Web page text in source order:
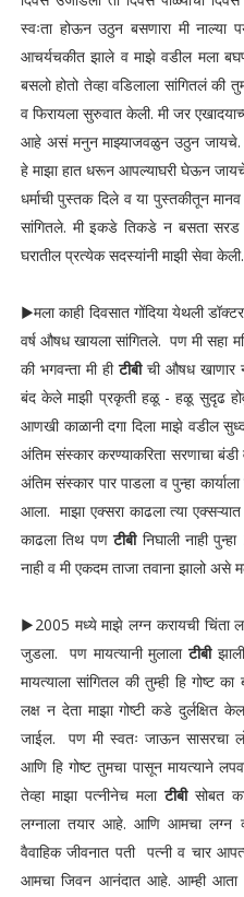
स्वःता होऊन उठुन बसणारा मी नाल्या
आचर्यचकीत झाले व माझे वडील मला
बसलो होतो तेव्हा वडिलाला सांगितलं की
व फिरायला सुरुवात केली. मी जर
आहे असं मनुन माझ्याजवळुन उठुन जायचे.
हे माझा हात धरून आपल्याघरी घेऊन
धर्माची पुस्तक दिले व या पुस्तकीतून
सांगितले. मी इकडे तिकडे न बसता सरड
घरातील प्रत्येक सदस्यांनी माझी सेवा केली.
▶मला काही दिवसात गोंदिया येथली
वर्ष औषध खायला सांगितले. पण मी सहा
की भगवन्ता मी हीटीबीची औषध खाणार
बंद केले माझी प्रकृती हळू - हळू सुदृढ होवु
आणखी काळानी दगा दिला माझे वडील
अंतिम संस्कार करण्याकरिता सरणाचा
अंतिम संस्कार पार पाडला व पुन्हा
आला. माझा एक्सरा काढला त्या
काढला तिथ पणटीबीनिघाली नाही
नाही व मी एकदम ताजा तवाना झालो असे
▶2005 मध्ये माझे लग्न करायची चिंता
जुडला. पण मायत्यानी मुलालाटीबी
मायत्याला सांगितल की तुम्ही हि गोष्ट
लक्ष न देता माझा गोष्टी कडे
जाईल. पण मी स्वतः जाऊन सासरचा
आणि हि गोष्ट तुमचा पासून मायत्याने
तेव्हा माझा पत्नीनेच मलाटीबीसोबत
लग्नाला तयार आहे. आणि आमचा लग्न
वैवाहिक जीवनात पती पत्नी व चार
आमचा जिवन आनंदात आहे. आम्ही आता